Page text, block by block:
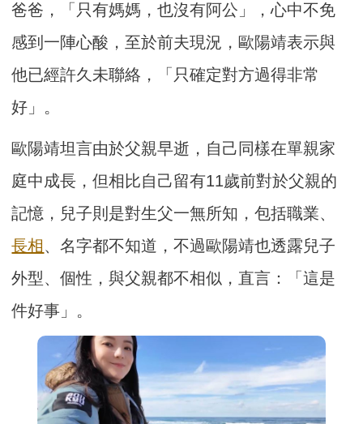
爸爸，「只有媽媽，也沒有阿公」，心中不免
感到一陣心酸，至於前夫現況，歐陽靖表示與
他已經許久未聯絡，「只確定對方過得非常
好」。
歐陽靖坦言由於父親早逝，自己同樣在單親家
庭中成長，但相比自己留有11歲前對於父親的
記憶，兒子則是對生父一無所知，包括職業、
長相、名字都不知道，不過歐陽靖也透露兒子
外型、個性，與父親都不相似，直言：「這是
件好事」。